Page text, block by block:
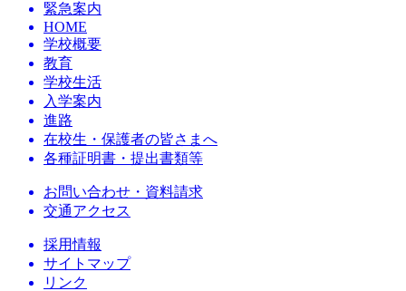
緊急案内
HOME
学校概要
教育
学校生活
入学案内
進路
在校生・保護者の皆さまへ
各種証明書・提出書類等
お問い合わせ・資料請求
交通アクセス
採用情報
サイトマップ
リンク